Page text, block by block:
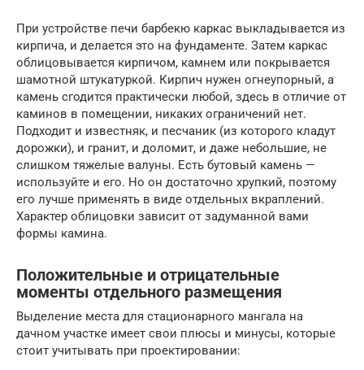
При устройстве печи барбекю каркас выкладывается из
кирпича, и делается это на фундаменте. Затем каркас
облицовывается кирпичом, камнем или покрывается
шамотной штукатуркой. Кирпич нужен огнеупорный, а
камень сгодится практически любой, здесь в отличие от
каминов в помещении, никаких ограничений нет.
Подходит и известняк, и песчаник (из которого кладут
дорожки), и гранит, и доломит, и даже небольшие, не
слишком тяжелые валуны. Есть бутовый камень —
используйте и его. Но он достаточно хрупкий, поэтому
его лучше применять в виде отдельных вкраплений.
Характер облицовки зависит от задуманной вами
формы камина.
Положительные и отрицательные
моменты отдельного размещения
Выделение места для стационарного мангала на
дачном участке имеет свои плюсы и минусы, которые
стоит учитывать при проектировании: